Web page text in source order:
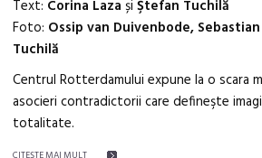
Text: Corina LazașiŞtefan Tuchilă
Foto: Ossip van Duivenbode,
Tuchilă
Centrul Rotterdamului expune la o scara
asocieri contradictorii care defineşte
totalitate.
CITEŞTE MAI MULT